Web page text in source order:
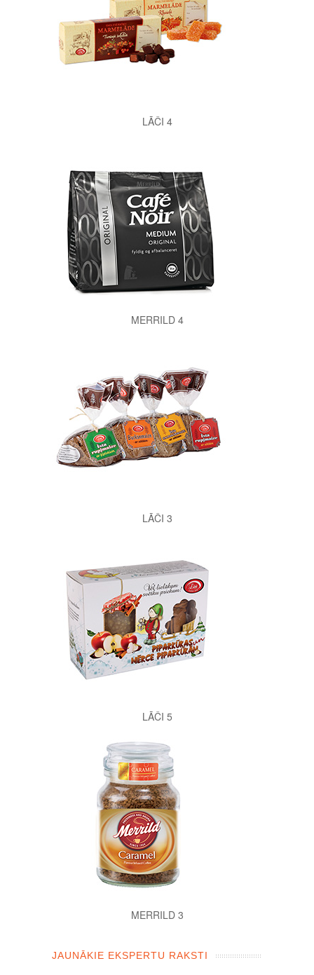
LĀČI 4
MERRILD 4
LĀČI 3
LĀČI 5
MERRILD 3
JAUNĀKIE EKSPERTU RAKSTI